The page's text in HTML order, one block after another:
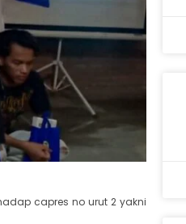
capres no urut 2 yakni